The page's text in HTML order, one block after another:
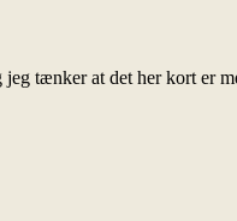
tænker at det her kort er